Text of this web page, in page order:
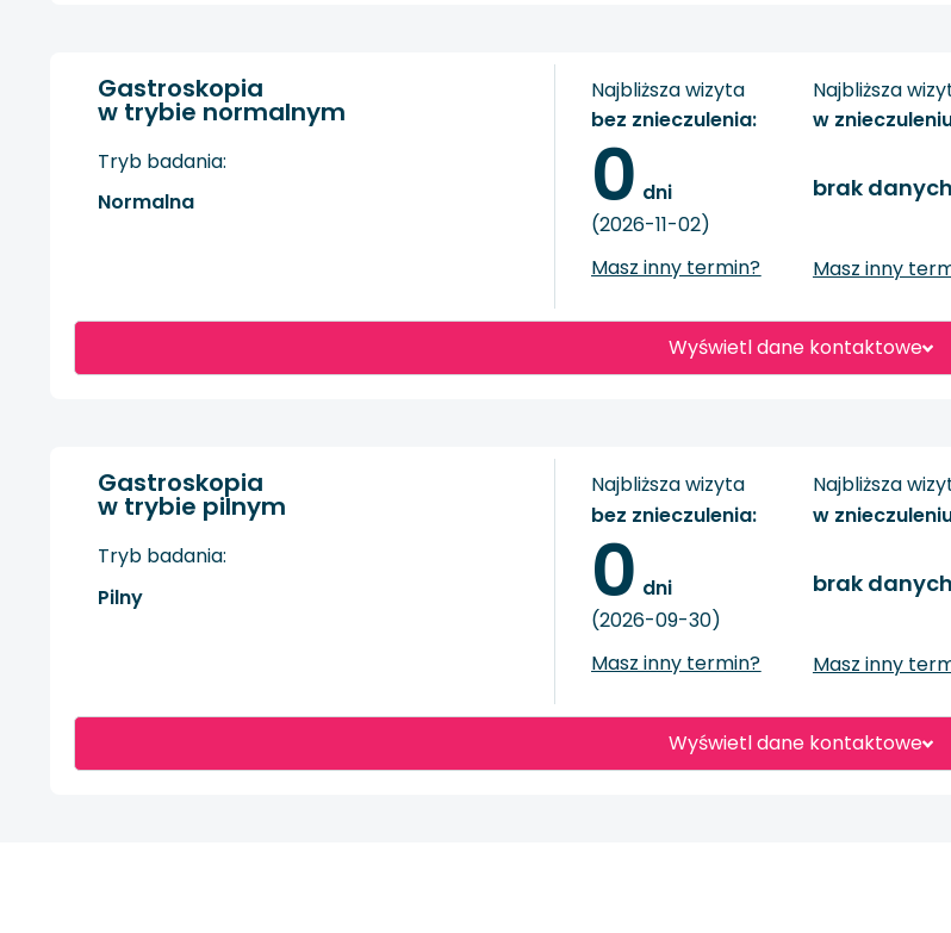
Wyświetl dane kontaktowe
Gastroskopia
w trybie normalnym
Tryb badania:
Normalna
Najbliższa wizyta
bez znieczulenia:
0 dni
(2026-11-02)
Masz inny termin?
Najbliższa
w
brak danych
Masz inny
Wyświetl dane kontaktowe
Gastroskopia
w trybie pilnym
Tryb badania:
Pilny
Najbliższa wizyta
bez znieczulenia:
0 dni
(2026-09-30)
Masz inny termin?
Najbliższa
w
brak danych
Masz inny